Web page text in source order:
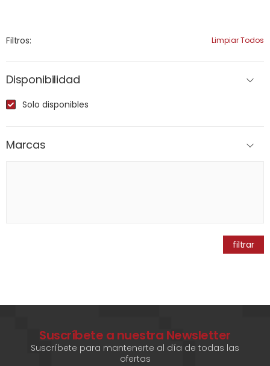
Filtros: Limpiar Todos
Disponibilidad
Solo disponibles
Marcas
filtrar
Suscríbete a nuestra Newsletter
Suscríbete para mantenerte al día de todas las
ofertas